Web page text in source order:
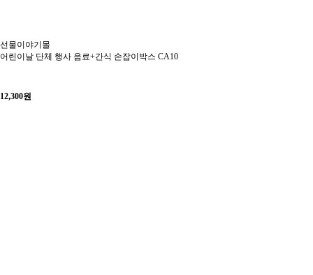
선물이야기몰
어린이날 단체 행사 음료+간식 손잡이박스 CA10
12,300원